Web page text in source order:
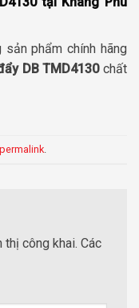
phẩm chính hãng
DB TMD4130chất
permalink
thị công khai. Các